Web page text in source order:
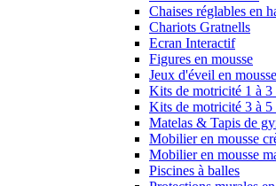
Chaises réglables en
Chariots Gratnells
Ecran Interactif
Figures en mousse
Jeux d'éveil en mousse
Kits de motricité 1 à 3
Kits de motricité 3 à 5
Matelas & Tapis de
Mobilier en mousse
Mobilier en mousse
Piscines à balles